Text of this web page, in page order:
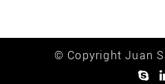
© Copyright Juan